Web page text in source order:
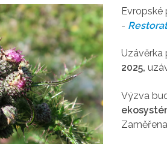
Evropské
-
Uzávěrka
2025,
Výzva